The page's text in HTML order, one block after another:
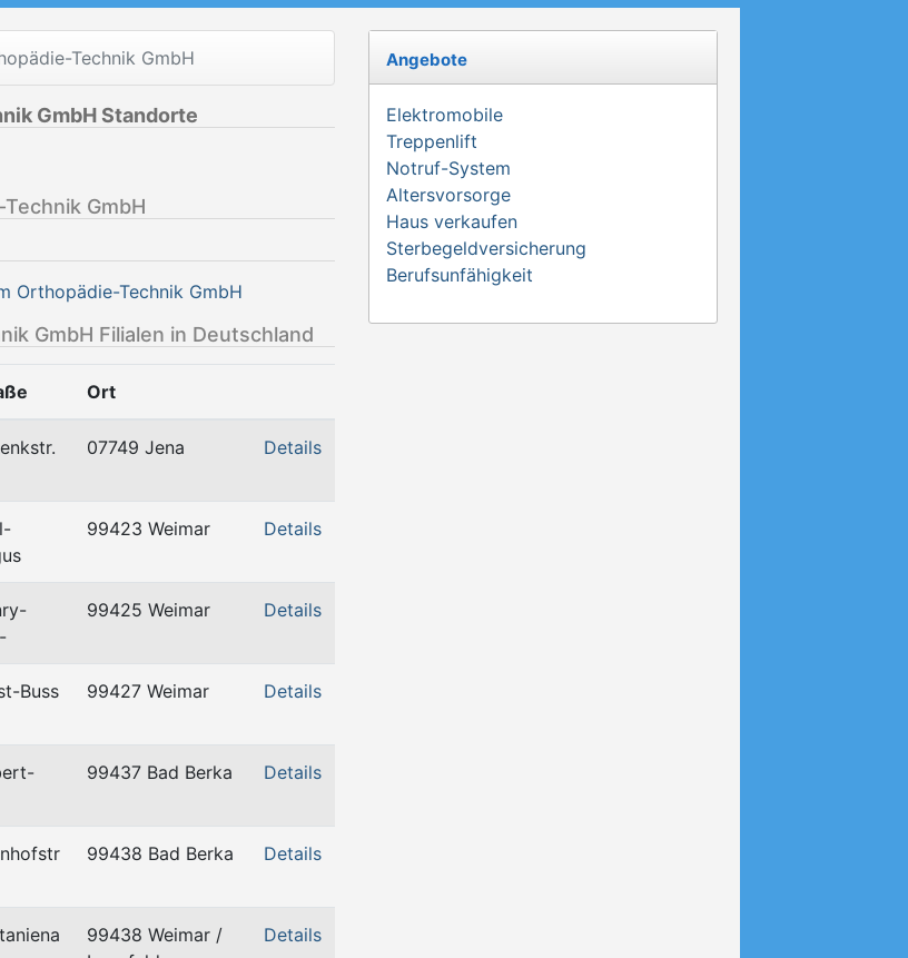
Technik GmbH
GmbH Standorte
GmbH
Orthopädie-Technik GmbH
GmbH Filialen in Deutschland
Ort
07749 Jena Details
99423 Weimar Details
99425 Weimar Details
Buss 99427 Weimar Details
99437 Bad Berka Details
99438 Bad Berka Details
99438 Weimar /
Details
Angebote
Elektromobile
Treppenlift
Notruf-System
Altersvorsorge
Haus verkaufen
Sterbegeldversicherung
Berufsunfähigkeit